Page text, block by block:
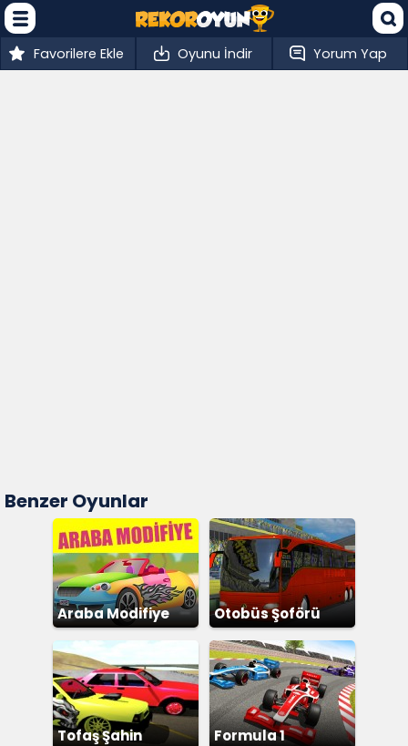
Favorilere Ekle Oyunu İndir Yorum Yap
Benzer Oyunlar
Araba Modifiye
Otobüs Şoförü
Simülatör
Tofaş Şahin Formula 1